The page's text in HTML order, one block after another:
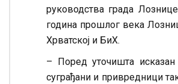
руководства града
година прошлог века
Хрватској и БиХ.
– Поред уточишта
суграђани и привредници